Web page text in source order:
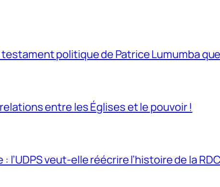
testament politique de Patrice Lumumba
entre les Églises et le pouvoir !
veut-elle réécrire l’histoire de la